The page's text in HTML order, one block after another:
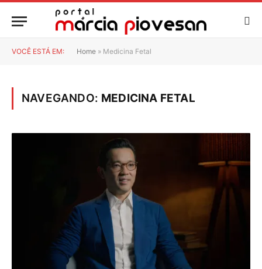
VOCÊ ESTÁ EM: Home » Medicina Fetal
NAVEGANDO: MEDICINA FETAL